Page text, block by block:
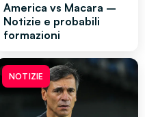
America vs Macara –
Notizie e probabili
formazioni
NOTIZIE